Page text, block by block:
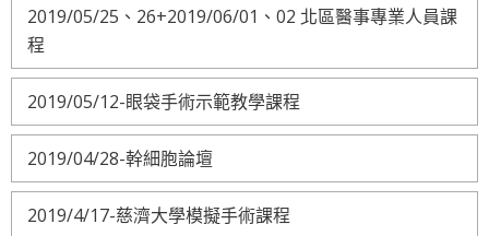
2019/05/25、26+2019/06/01、02 北區醫事專業人員課
程
2019/05/12-眼袋手術示範教學課程
2019/04/28-幹細胞論壇
2019/4/17-慈濟大學模擬手術課程